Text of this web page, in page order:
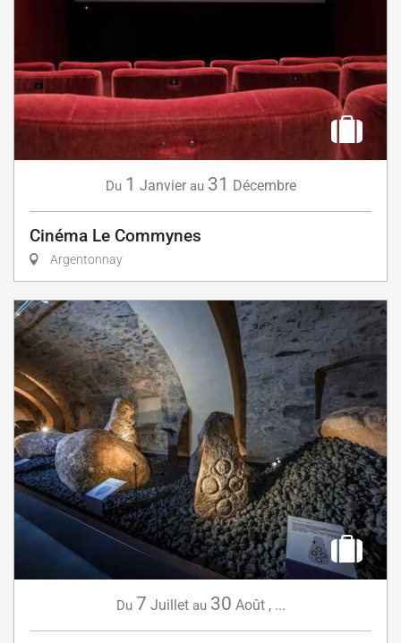
Du 1 Janvier au 31 Décembre
Cinéma Le Commynes
Argentonnay
Du 7 Juillet au 30 Août, ...